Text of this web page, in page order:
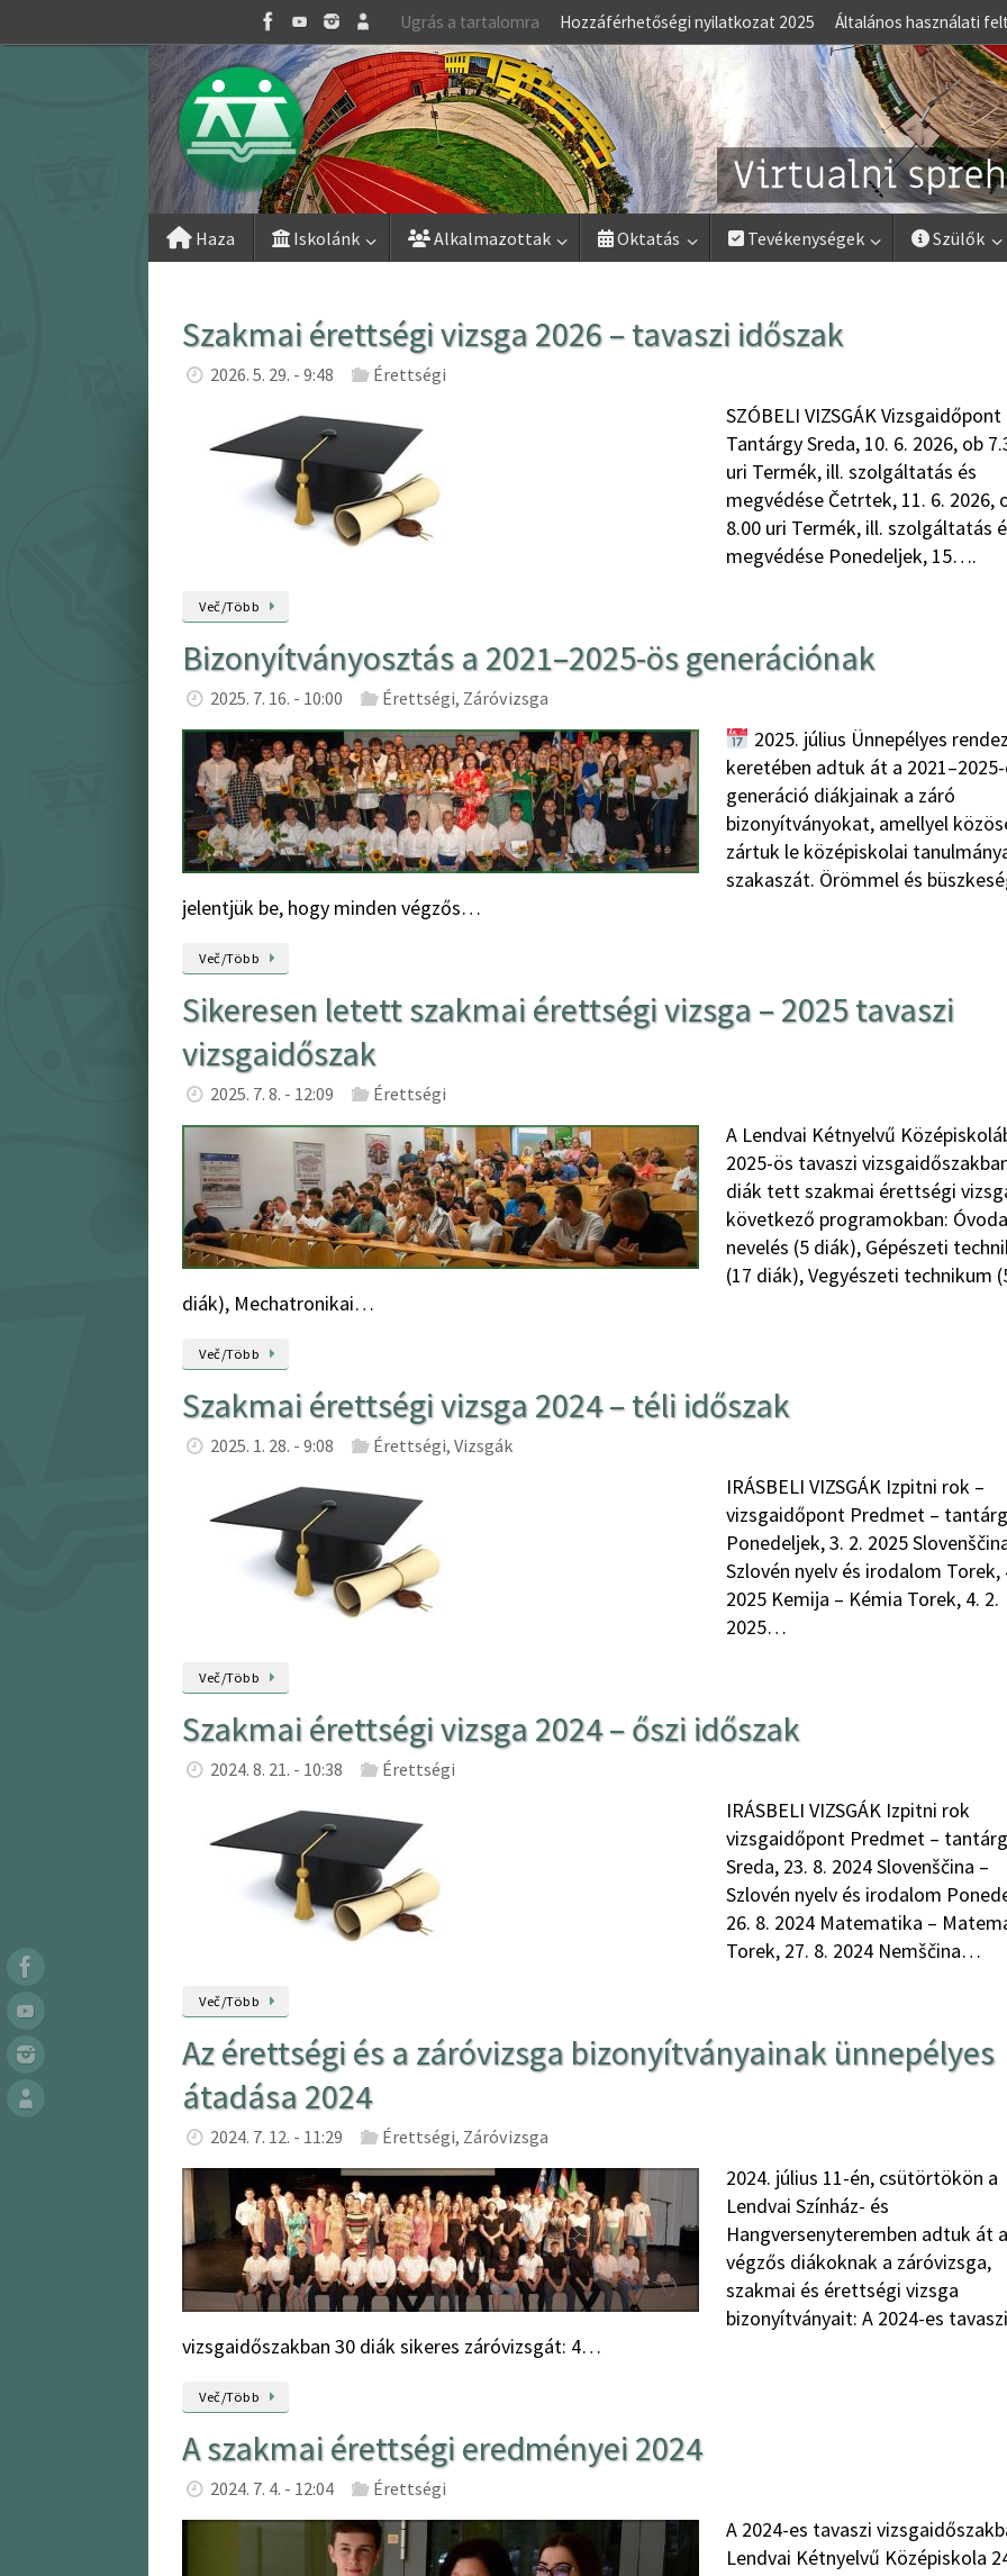
to
Ugrás a tartalomra Hozzáférhetőségi nyilatkozat 2025 Általános használati
Skip
Haza Iskolánk Alkalmazottak Oktatás Tevékenységek Szülők
Szakmai érettségi vizsga 2026 – tavaszi időszak
2026. 5. 29. - 9:48 Érettségi
SZÓBELI VIZSGÁK Vizsgaidőpont
Tantárgy Sreda, 10. 6. 2026, ob
uri Termék, ill. szolgáltatás és
megvédése Četrtek, 11. 6. 2026,
8.00 uri Termék, ill. szolgáltatás
megvédése Ponedeljek, 15….
Več/Több
Bizonyítványosztás a 2021–2025-ös generációnak
2025. 7. 16. - 10:00 Érettségi, Záróvizsga
2025. július Ünnepélyes
keretében adtuk át a
generáció diákjainak a záró
bizonyítványokat, amellyel
zártuk le középiskolai
szakaszát. Örömmel és
jelentjük be, hogy minden végzős…
Več/Több
Sikeresen letett szakmai érettségi vizsga – 2025 tavaszi
vizsgaidőszak
2025. 7. 8. - 12:09 Érettségi
A Lendvai Kétnyelvű
2025-ös tavaszi
diák tett szakmai érettségi
következő programokban:
nevelés (5 diák), Gépészeti
(17 diák), Vegyészeti technikum
diák), Mechatronikai…
Več/Több
Szakmai érettségi vizsga 2024 – téli időszak
2025. 1. 28. - 9:08 Érettségi, Vizsgák
IRÁSBELI VIZSGÁK Izpitni rok –
vizsgaidőpont Predmet –
Ponedeljek, 3. 2. 2025
Szlovén nyelv és irodalom Torek,
2025 Kemija – Kémia Torek, 4. 2.
2025…
Več/Több
Szakmai érettségi vizsga 2024 – őszi időszak
2024. 8. 21. - 10:38 Érettségi
IRÁSBELI VIZSGÁK Izpitni rok
vizsgaidőpont Predmet –
Sreda, 23. 8. 2024 Slovenščina –
Szlovén nyelv és irodalom
26. 8. 2024 Matematika –
Torek, 27. 8. 2024 Nemščina…
Več/Több
Az érettségi és a záróvizsga bizonyítványainak ünnepélyes
átadása 2024
2024. 7. 12. - 11:29 Érettségi, Záróvizsga
2024. július 11-én, csütörtökön a
Lendvai Színház- és
Hangversenyteremben adtuk át a
végzős diákoknak a záróvizsga,
szakmai és érettségi vizsga
bizonyítványait: A 2024-es tavaszi
vizsgaidőszakban 30 diák sikeres záróvizsgát: 4…
Več/Több
A szakmai érettségi eredményei 2024
2024. 7. 4. - 12:04 Érettségi
A 2024-es tavaszi
Lendvai Kétnyelvű Középiskola